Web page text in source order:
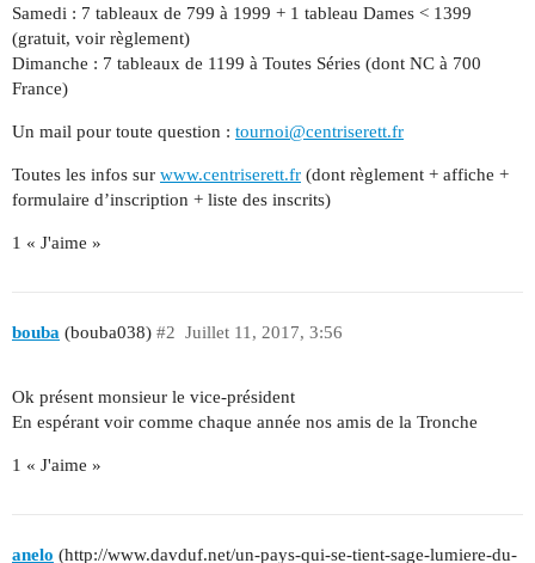
Samedi : 7 tableaux de 799 à 1999 + 1 tableau Dames < 1399
(gratuit, voir règlement)
Dimanche : 7 tableaux de 1199 à Toutes Séries (dont NC à 700
France)
Un mail pour toute question : tournoi@centriserett.fr
Toutes les infos sur www.centriserett.fr (dont règlement + affiche +
formulaire d’inscription + liste des inscrits)
1 « J'aime »
bouba (bouba038) Juillet 11, 2017, 3:56
#2
Ok présent monsieur le vice-président
En espérant voir comme chaque année nos amis de la Tronche
1 « J'aime »
anelo (http://www.davduf.net/un-pays-qui-se-tient-sage-lumiere-du-